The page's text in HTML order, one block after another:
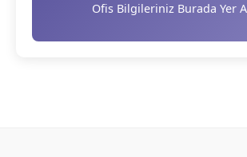
Ofis Bilgileriniz Burada Yer